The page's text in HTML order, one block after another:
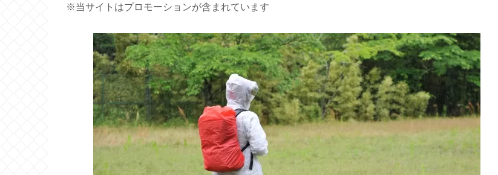
※当サイトはプロモーションが含まれています